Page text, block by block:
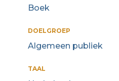
Boek
DOELGROEP
Algemeen publiek
TAAL